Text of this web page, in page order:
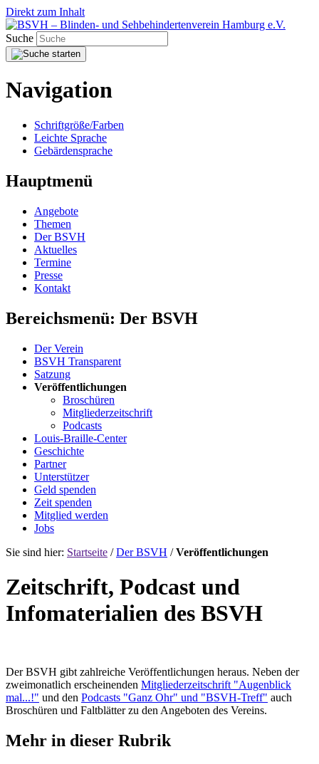
Direkt zum Inhalt
Suche
Navigation
Schriftgröße/Farben
Leichte Sprache
Gebärdensprache
Hauptmenü
Angebote
Themen
Der BSVH
Aktuelles
Termine
Presse
Kontakt
Bereichsmenü: Der BSVH
Der Verein
BSVH Transparent
Satzung
Veröffentlichungen
Broschüren
Mitgliederzeitschrift
Podcasts
Louis-Braille-Center
Geschichte
Partner
Unterstützer
Geld spenden
Zeit spenden
Mitglied werden
Jobs
Sie sind hier: Startseite /Der BSVH /Veröffentlichungen
Zeitschrift, Podcast und
Infomaterialien des BSVH
Der BSVH gibt zahlreiche Veröffentlichungen heraus. Neben der
zweimonatlich erscheinenden Mitgliederzeitschrift "Augenblick
mal...!" und den Podcasts "Ganz Ohr" und "BSVH-Treff" auch
Broschüren und Faltblätter zu den Angeboten des Vereins.
Mehr in dieser Rubrik